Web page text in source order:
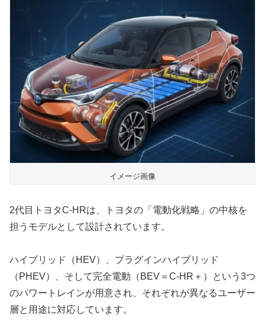
イメージ画像
2代目トヨタC-HRは、トヨタの「電動化戦略」の中核を
担うモデルとして設計されています。
ハイブリッド（HEV）、プラグインハイブリッド
（PHEV）、そして完全電動（BEV＝C-HR＋）という3つ
のパワートレインが用意され、それぞれが異なるユーザー
層と用途に対応しています。